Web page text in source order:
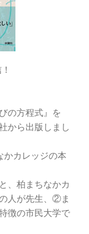
の方程式』を
から出版しまし
かカレッジの本
、柏まちなかカ
人が先生、②ま
徴の市民大学で